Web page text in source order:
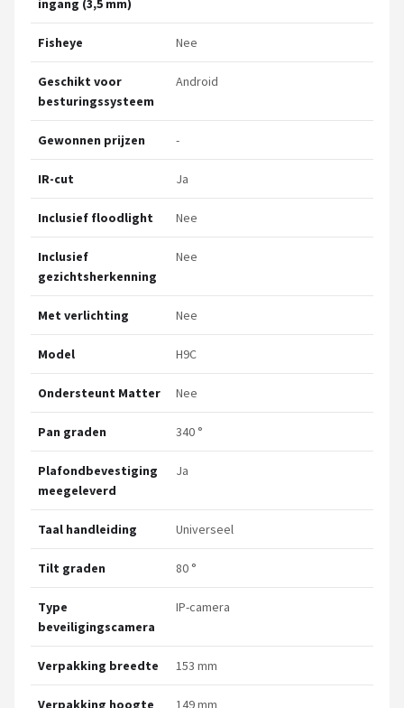
ingang (3,5 mm)
Fisheye Nee
Geschikt voor
besturingssysteem
Android
Gewonnen prijzen -
IR-cut Ja
Inclusief floodlight Nee
Inclusief
gezichtsherkenning
Nee
Met verlichting Nee
Model H9C
Ondersteunt Matter Nee
Pan graden 340 °
Plafondbevestiging
meegeleverd
Ja
Taal handleiding Universeel
Tilt graden 80 °
Type
beveiligingscamera
IP-camera
Verpakking breedte 153 mm
Verpakking hoogte 149 mm